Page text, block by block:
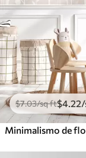
$7.03/sq ft$4 .22